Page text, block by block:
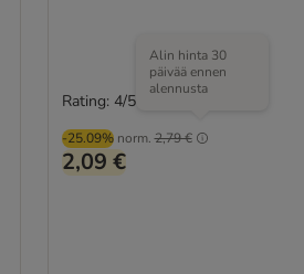
-25.09% norm. 2,79 €
Alin hinta 30
päivää ennen
alennusta
2,09 €
Rating: 4/5